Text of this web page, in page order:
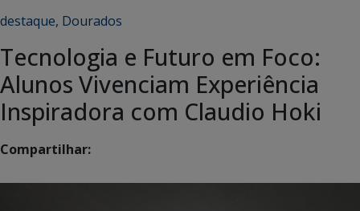
destaque, Dourados
Tecnologia e Futuro em Foco:
Alunos Vivenciam Experiência
Inspiradora com Claudio Hoki
Compartilhar: